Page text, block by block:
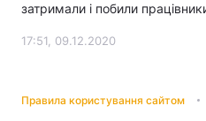
затримали і побили
17:51, 09.12.2020
Правила користування сайтом